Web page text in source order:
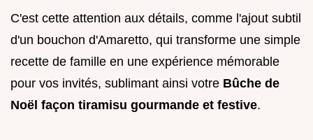
C'est cette attention aux détails, comme l'ajout subtil
d'un bouchon d'Amaretto, qui transforme une simple
recette de famille en une expérience mémorable
pour vos invités, sublimant ainsi votre Bûche de
Noël façon tiramisu gourmande et festive.